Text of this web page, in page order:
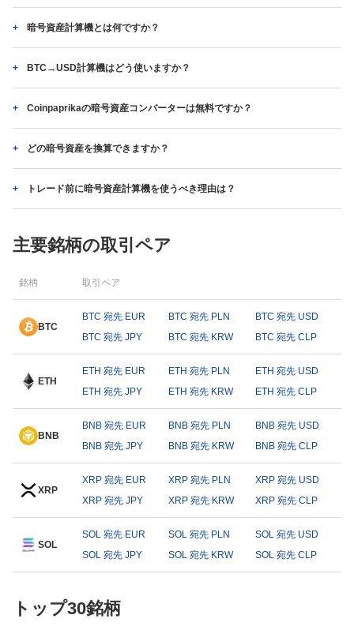
暗号資産計算機とは何ですか？
BTC→USD計算機はどう使いますか？
Coinpaprikaの暗号資産コンバーターは無料ですか？
どの暗号資産を換算できますか？
トレード前に暗号資産計算機を使うべき理由は？
主要銘柄の取引ペア
銘柄 取引ペア
BTC
BTC 宛先 EUR BTC 宛先 PLN
BTC 宛先 USD
BTC 宛先 JPY
BTC 宛先 KRW BTC 宛先 CLP
ETH
ETH 宛先 EUR ETH 宛先 PLN
ETH 宛先 USD
ETH 宛先 JPY
ETH 宛先 KRW ETH 宛先 CLP
BNB
BNB 宛先 EUR BNB 宛先 PLN
BNB 宛先 USD
BNB 宛先 JPY
BNB 宛先 KRW BNB 宛先 CLP
XRP
XRP 宛先 EUR XRP 宛先 PLN
XRP 宛先 USD
XRP 宛先 JPY
XRP 宛先 KRW XRP 宛先 CLP
SOL
SOL 宛先 EUR SOL 宛先 PLN
SOL 宛先 USD
SOL 宛先 JPY
SOL 宛先 KRW SOL 宛先 CLP
トップ30銘柄